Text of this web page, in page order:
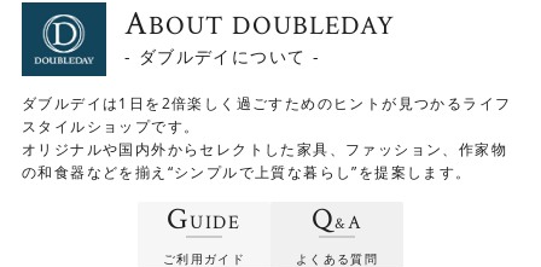
ABOUT DOUBLEDAY
- ダブルデイについて -
ダブルデイは1日を2倍楽しく過ごすためのヒントが見つかるライフ
スタイルショップです。
オリジナルや国内外からセレクトした家具、ファッション、作家物
の和食器などを揃え“シンプルで上質な暮らし”を提案します。
GUIDE
ご利用ガイド
Q&A
よくある質問